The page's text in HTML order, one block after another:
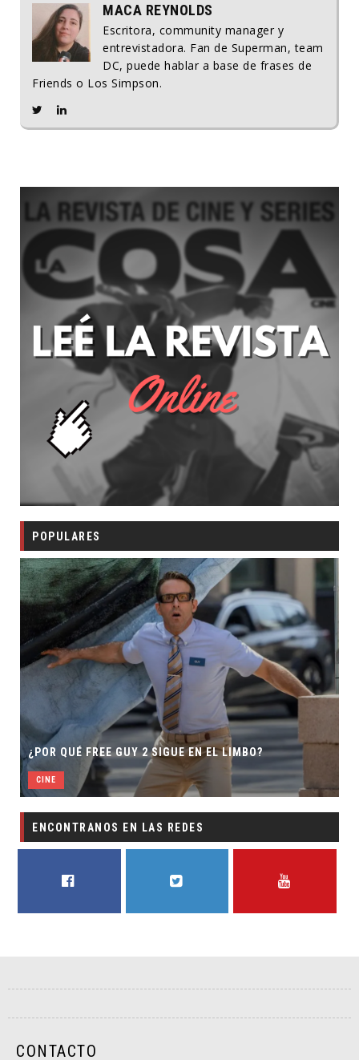
MACA REYNOLDS
Escritora, community manager y
entrevistadora. Fan de Superman, team
DC, puede hablar a base de frases de
Friends o Los Simpson.
POPULARES
¿POR QUÉ FREE GUY 2 SIGUE EN EL LIMBO?
CINE
ENCONTRANOS EN LAS REDES
CONTACTO